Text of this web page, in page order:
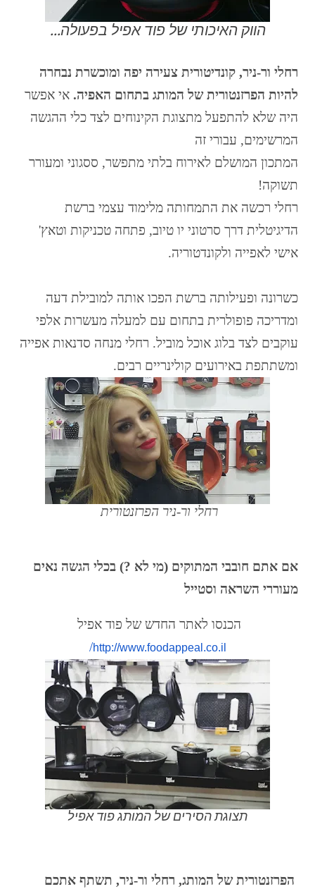
הווק האיכותי של פוד אפיל בפעולה...
רחלי ור-ניר, קונדיטורית צעירה יפה ומוכשרת נבחרה
להיות הפרזנטורית של המותג בתחום האפיה. אי אפשר
היה שלא להתפעל מתצוגת הקינוחים לצד כלי ההגשה
המרשימים, עבורי זה
המתכון המושלם לאירוח בלתי מתפשר, ססגוני ומעורר
תשוקה!
רחלי רכשה את התמחותה מלימוד עצמי ברשת
הדיגיטלית דרך סרטוני יו טיוב, פתחה טכניקות וטאץ'
אישי לאפייה ולקונדטוריה.
כשרונה ופעילותה ברשת הפכו אותה למובילת דעה
ומדריכה פופולרית בתחום עם למעלה מעשרות אלפי
עוקבים לצד בלוג אוכל מוביל. רחלי מנחה סדנאות אפייה
ומשתתפת באירועים קולינריים רבים.
רחלי ור-ניר הפרזנטורית
אם אתם חובבי המתוקים (מי לא ?) בכלי הגשה נאים
מעוררי השראה וסטייל
הכנסו לאתר החדש של פוד אפיל
http://www.foodappeal.co.il
/
תצוגת הסירים של המותג פוד אפיל
הפרזנטורית של המותג, רחלי ור-ניר, תשתף אתכם